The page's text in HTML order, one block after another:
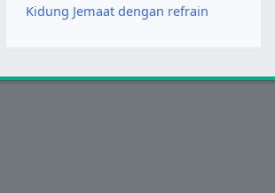
Kidung Jemaat dengan refrain